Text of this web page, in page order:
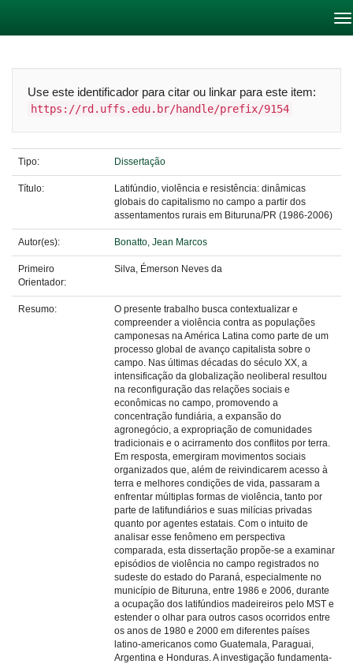
Use este identificador para citar ou linkar para este item:
https://rd.uffs.edu.br/handle/prefix/9154
Tipo: Dissertação
Título:
Latifúndio, violência e resistência: dinâmicas
globais do capitalismo no campo a partir dos
assentamentos rurais em Bituruna/PR (1986-2006)
Autor(es): Bonatto, Jean Marcos
Primeiro
Orientador:
Silva, Émerson Neves da
Resumo:
O presente trabalho busca contextualizar e
compreender a violência contra as populações
camponesas na América Latina como parte de um
processo global de avanço capitalista sobre o
campo. Nas últimas décadas do século XX, a
intensificação da globalização neoliberal resultou
na reconfiguração das relações sociais e
econômicas no campo, promovendo a
concentração fundiária, a expansão do
agronegócio, a expropriação de comunidades
tradicionais e o acirramento dos conflitos por terra.
Em resposta, emergiram movimentos sociais
organizados que, além de reivindicarem acesso à
terra e melhores condições de vida, passaram a
enfrentar múltiplas formas de violência, tanto por
parte de latifundiários e suas milícias privadas
quanto por agentes estatais. Com o intuito de
analisar esse fenômeno em perspectiva
comparada, esta dissertação propõe-se a examinar
episódios de violência no campo registrados no
sudeste do estado do Paraná, especialmente no
município de Bituruna, entre 1986 e 2006, durante
a ocupação dos latifúndios madeireiros pelo MST e
estender o olhar para outros casos ocorridos entre
os anos de 1980 e 2000 em diferentes países
latino-americanos como Guatemala, Paraguai,
Argentina e Honduras. A investigação fundamenta-